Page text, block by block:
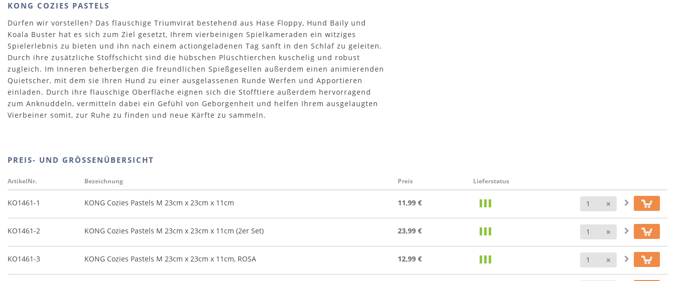
KONG COZIES PASTELS
Dürfen wir vorstellen? Das flauschige Triumvirat bestehend aus Hase Floppy, Hund Baily und
Koala Buster hat es sich zum Ziel gesetzt, Ihrem vierbeinigen Spielkameraden ein witziges
Spielerlebnis zu bieten und ihn nach einem actiongeladenen Tag sanft in den Schlaf zu geleiten.
Durch ihre zusätzliche Stoffschicht sind die hübschen Plüschtierchen kuschelig und robust
zugleich. Im Inneren beherbergen die freundlichen Spießgesellen außerdem einen animierenden
Quietscher, mit dem sie Ihren Hund zu einer ausgelassenen Runde Werfen und Apportieren
einladen. Durch ihre flauschige Oberfläche eignen sich die Stofftiere außerdem hervorragend
zum Anknuddeln, vermitteln dabei ein Gefühl von Geborgenheit und helfen Ihrem ausgelaugten
Vierbeiner somit, zur Ruhe zu finden und neue Kärfte zu sammeln.
PREIS- UND GRÖSSENÜBERSICHT
ArtikelNr. Bezeichnung Preis Lieferstatus
KO1461-1 KONG Cozies Pastels M 23cm x 23cm x 11cm 11,99 € Anzahl
KO1461-2 KONG Cozies Pastels M 23cm x 23cm x 11cm (2er Set) 23,99 € Anzahl
KO1461-3 KONG Cozies Pastels M 23cm x 23cm x 11cm, ROSA 12,99 € Anzahl